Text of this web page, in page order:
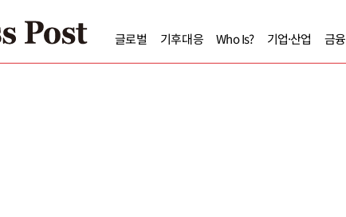
글로벌 기후대응 Who Is? 기업·산업 금융